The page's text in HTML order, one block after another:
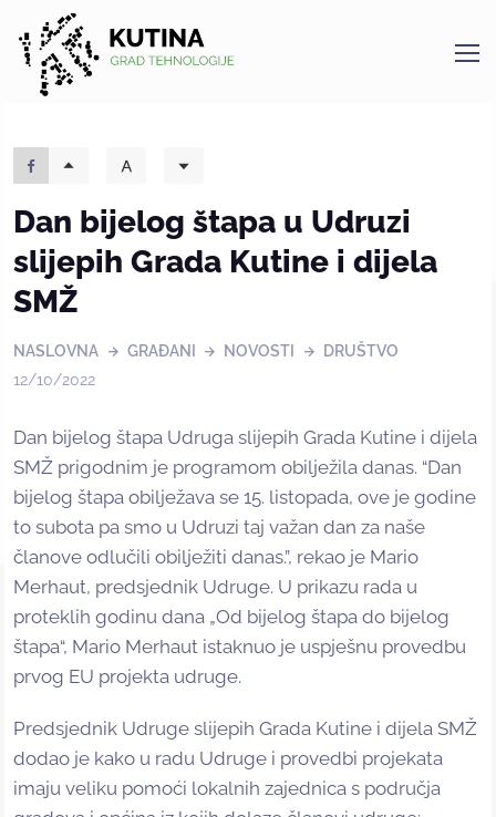
Kutina
Dan bijelog štapa u Udruzi
slijepih Grada Kutine i dijela
SMŽ
NASLOVNA GRAĐANI NOVOSTI
DRUŠTVO
12/10/2022
Dan bijelog štapa Udruga slijepih Grada Kutine i dijela
SMŽ prigodnim je programom obilježila danas. “Dan
bijelog štapa obilježava se 15. listopada, ove je godine
to subota pa smo u Udruzi taj važan dan za naše
članove odlučili obilježiti danas.”, rekao je Mario
Merhaut, predsjednik Udruge. U prikazu rada u
proteklih godinu dana „Od bijelog štapa do bijelog
štapa“, Mario Merhaut istaknuo je uspješnu provedbu
prvog EU projekta udruge.
Predsjednik Udruge slijepih Grada Kutine i dijela SMŽ
dodao je kako u radu Udruge i provedbi projekata
imaju veliku pomoći lokalnih zajednica s područja